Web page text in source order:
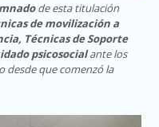
de esta titulación
de movilización a
Técnicas de Soporte
psicosocialante los
desde que comenzó la